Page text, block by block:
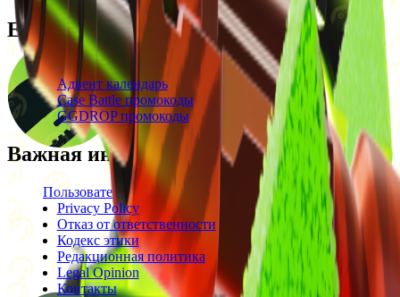
Ежедневные бонусы
Свежие промокоды
Адвент календарь
Case Battle промокоды
GGDROP промокоды
Важная информация
Пользовательское соглашение
Privacy Policy
Отказ от ответственности
Кодекс этики
Редакционная политика
Legal Opinion
Контакты